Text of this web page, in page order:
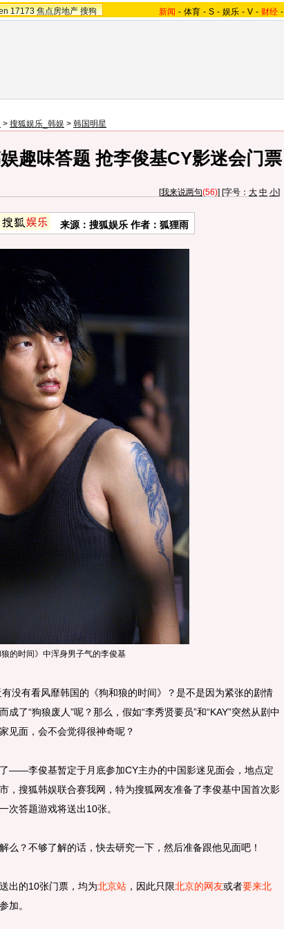
17173 焦点房地产 搜狗 新闻 - 体育 - S - 娱乐 - V - 财经 -
> 搜狐娱乐_韩娱 > 韩国明星
趣味答题 抢李俊基CY影迷会门票
[我来说两句(56)] [字号： 大 中 小]
来源：搜狐娱乐 作者：狐狸雨
狼的时间》中浑身男子气的李俊基
有看风靡韩国的《狗和狼的时间》？是不是因为紧张的剧情
成了“狗狼废人”呢？那么，假如“李秀贤要员”和“KAY”突然从剧中
见面，会不会觉得很神奇呢？
李俊基暂定于月底参加CY主办的中国影迷见面会，地点定
，搜狐韩娱联合赛我网，特为搜狐网友准备了李俊基中国首次影
次答题游戏将送出10张。
？不够了解的话，快去研究一下，然后准备跟他见面吧！
出的10张门票，均为北京站 ，因此只限北京的网友或者要来北
参加。